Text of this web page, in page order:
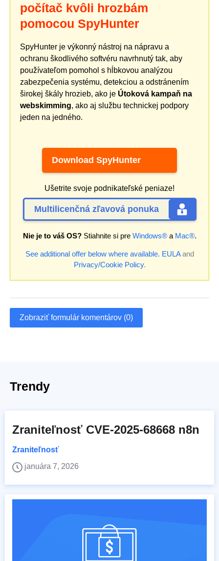
počítač kvôli hrozbám
pomocou SpyHunter
SpyHunter je výkonný nástroj na nápravu a
ochranu škodlivého softvéru navrhnutý tak, aby
používateľom pomohol s hĺbkovou analýzou
zabezpečenia systému, detekciou a odstránením
širokej škály hrozieb, ako je Útoková kampaň na
webskimming, ako aj službu technickej podpory
jeden na jedného.
Download SpyHunter
Ušetrite svoje podnikateľské peniaze!
Multilicenčná zľavová ponuka
Nie je to váš OS?Stiahnite si pre Windows®a Mac®.
See additional offer below where available. EULAand
Privacy/Cookie Policy.
Zobraziť formulár komentárov (0)
Trendy
Zraniteľnosť CVE-2025-68668 n8n
Zraniteľnosť
januára 7, 2026